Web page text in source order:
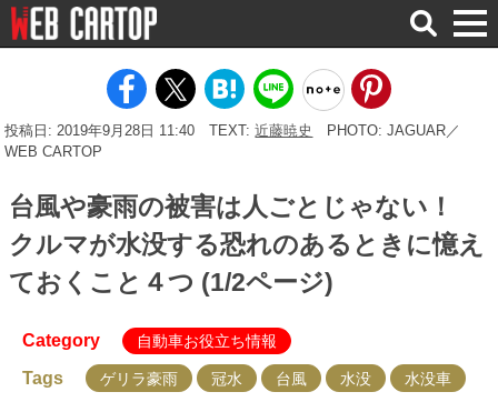
検
索
投稿日: 2019年9月28日 11:40 TEXT:近藤暁史
PHOTO: JAGUAR／
WEB CARTOP
台風や豪雨の被害は人ごとじゃない！
クルマが水没する恐れのあるときに憶え
ておくこと４つ (1/2ページ)
Category 自動車お役立ち情報
Tags ゲリラ豪雨 冠水 台風 水没 水没車